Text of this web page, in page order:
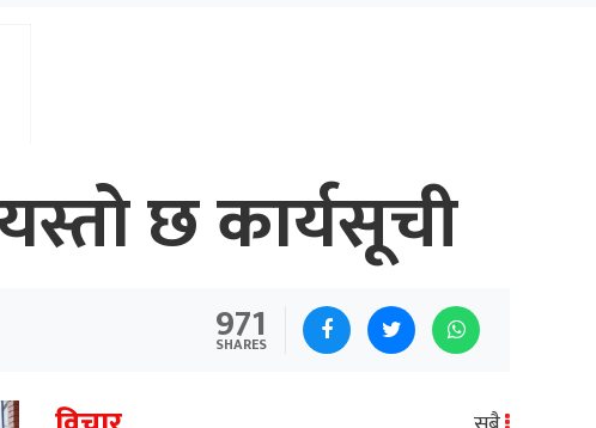
छ कार्यसूची
971
SHARES